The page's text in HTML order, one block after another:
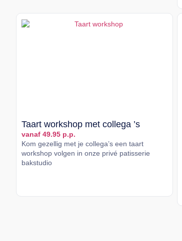
Taart workshop met collega ’s
vanaf 49.95 p.p.
Kom gezellig met je collega’s een taart
workshop volgen in onze privé patisserie
bakstudio